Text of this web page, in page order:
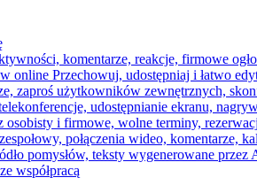
komentarze, reakcje, firmowe
online Przechowuj, udostępniaj i łatwo
zaproś użytkowników zewnętrznych,
udostępnianie ekranu,
osobisty i firmowe, wolne terminy,
połączenia wideo, komentarze,
pomysłów, teksty wygenerowane
współpracą